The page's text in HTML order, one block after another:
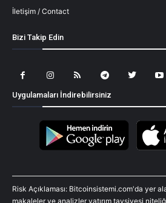
İletişim / Contact
Bizi Takip Edin
Uygulamaları İndirebilirsiniz
Risk Açıklaması: Bitcoinsistemi.com'da yer
makaleler ve analizler yatırım tavsiyesi